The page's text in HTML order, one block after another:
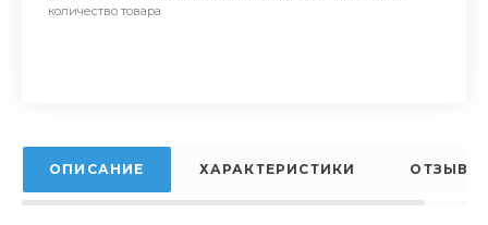
количество товара.
ОПИСАНИЕ ХАРАКТЕРИСТИКИ ОТЗЫВЫ